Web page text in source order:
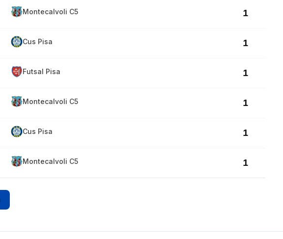
Montecalvoli C5 1
Cus Pisa 1
Futsal Pisa 1
Montecalvoli C5 1
Cus Pisa 1
Montecalvoli C5 1